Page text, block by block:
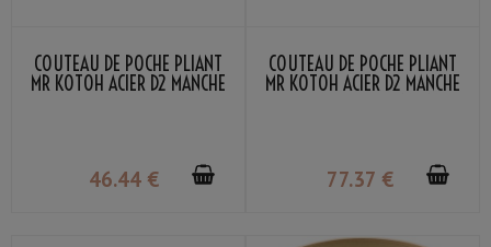
COUTEAU DE POCHE PLIANT
MR KOTOH ACIER D2 MANCHE
46.44 €
COUTEAU DE POCHE PLIANT
MR KOTOH ACIER D2 MANCHE
77.37 €